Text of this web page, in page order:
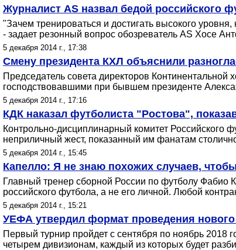
Журналист AS назвал бедой российского
"Зачем тренироваться и достигать высокого
- задает резонный вопрос обозреватель AS Хосе
5 декабря 2014 г., 17:38
Смену президента КХЛ объяснили
Председатель совета директоров
господствовавшими при бывшем президенте
5 декабря 2014 г., 17:16
КДК наказал футболиста "Ростова",
Контрольно-дисциплинарный комитет Российского
неприличный жест, показанный им фанатам
5 декабря 2014 г., 15:45
Капелло: Я не знаю похожих случаев,
Главный тренер сборной России по футболу Фабио
российского футбола, а не его личной. Любой
5 декабря 2014 г., 15:21
УЕФА утвердил формат проведения
Первый турнир пройдет с сентября по ноябрь
четырем дивизионам, каждый из которых будет